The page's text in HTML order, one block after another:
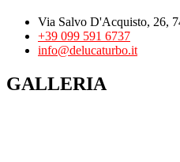
Via Salvo D'Acquisto, 26,
+39 099 591 6737
info@delucaturbo.it
GALLERIA